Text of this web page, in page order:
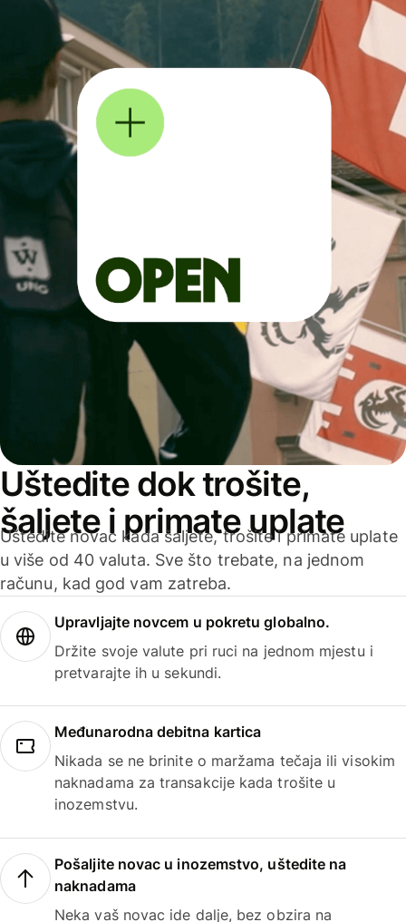
Uštedite dok trošite,
šaljete i primate uplate
Uštedite novac kada šaljete, trošite i primate uplate
u više od 40 valuta. Sve što trebate, na jednom
računu, kad god vam zatreba.
Upravljajte novcem u pokretu globalno.
Držite svoje valute pri ruci na jednom mjestu i
pretvarajte ih u sekundi.
Međunarodna debitna kartica
Nikada se ne brinite o maržama tečaja ili visokim
naknadama za transakcije kada trošite u
inozemstvu.
Pošaljite novac u inozemstvo, uštedite na
naknadama
Neka vaš novac ide dalje, bez obzira na